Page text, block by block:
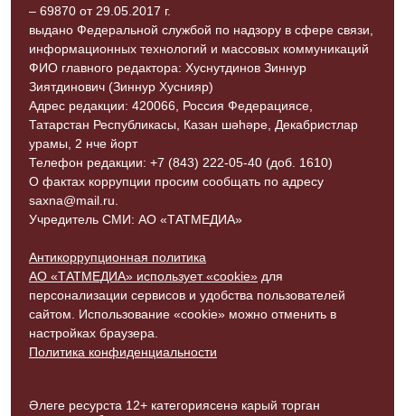
– 69870 от 29.05.2017 г.
выдано Федеральной службой по надзору в сфере связи,
информационных технологий и массовых коммуникаций
ФИО главного редактора: Хуснутдинов Зиннур
Зиятдинович (Зиннур Хуснияр)
Адрес редакции: 420066, Россия Федерациясе,
Татарстан Республикасы, Казан шәһәре, Декабристлар
урамы, 2 нче йорт
Телефон редакции: +7 (843) 222-05-40 (доб. 1610)
О фактах коррупции просим сообщать по адресу
saxna@mail.ru.
Учредитель СМИ: АО «ТАТМЕДИА»
Антикоррупционная политика
АО «ТАТМЕДИА» использует «cookie» для
персонализации сервисов и удобства пользователей
сайтом. Использование «cookie» можно отменить в
настройках браузера.
Политика конфиденциальности
Әлеге ресурста 12+ категориясенә карый торган